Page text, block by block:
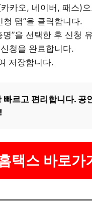
카오, 네이버, 패스)
탭”을 클릭합니다.
”을 선택한 후 신청
청을 완료합니다.
저장합니다.
르고 편리합니다. 공
택스 바로가